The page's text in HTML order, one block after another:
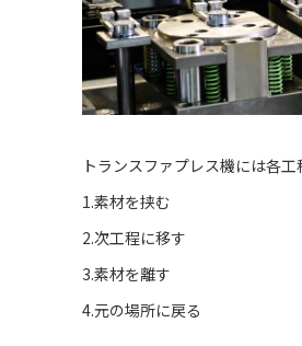
トランスファプレス機には各
1.素材を挟む
2.次工程に移す
3.素材を離す
4.元の場所に戻る